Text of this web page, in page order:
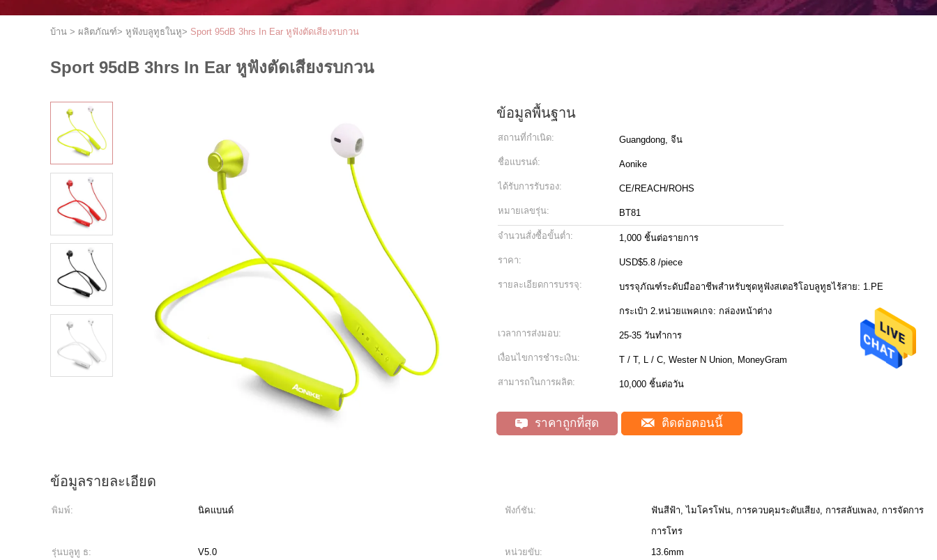
บ้าน > ผลิตภัณฑ์> หูฟังบลูทูธในหู> Sport 95dB 3hrs In Ear หูฟังตัดเสียงรบกวน
Sport 95dB 3hrs In Ear หูฟังตัดเสียงรบกวน
ข้อมูลพื้นฐาน
สถานที่กำเนิด: Guangdong, จีน
ชื่อแบรนด์: Aonike
ได้รับการรับรอง: CE/REACH/ROHS
หมายเลขรุ่น: BT81
จำนวนสั่งซื้อขั้นต่ำ: 1,000 ชิ้นต่อรายการ
ราคา: USD$5.8 /piece
รายละเอียดการบรรจุ: บรรจุภัณฑ์ระดับมืออาชีพสำหรับชุดหูฟังสเตอริโอบลูทูธไร้สาย: 1.PE
กระเป๋า 2.หน่วยแพคเกจ: กล่องหน้าต่าง
เวลาการส่งมอบ: 25-35 วันทำการ
เงื่อนไขการชำระเงิน: T / T, L / C, Wester N Union, MoneyGram
สามารถในการผลิต: 10,000 ชิ้นต่อวัน
ราคาถูกที่สุด ติดต่อตอนนี้
ข้อมูลรายละเอียด
พิมพ์: นิคแบนด์ ฟังก์ชัน:
ฟันสีฟ้า, ไมโครโฟน, การควบคุมระดับเสียง, การสลับเพลง, การจัดการ
การโทร
รุ่นบลูทู ธ:
V5.0 หน่วยขับ:
13.6mm